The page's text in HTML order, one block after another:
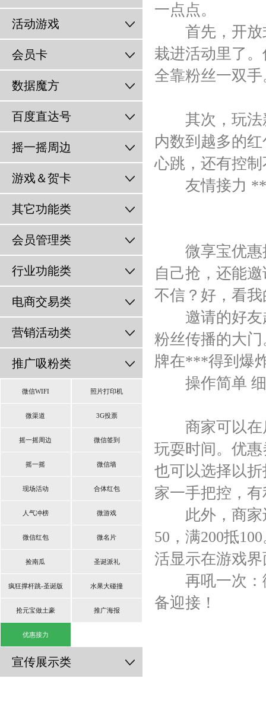
活动游戏
会员卡
数据魔方
百度直达号
摇一摇周边
游戏＆贺卡
其它功能类
会员管理类
行业功能类
电商交易类
营销活动类
推广吸粉类
微信WIFI 照片打印机
微渠道 3G投票
摇一摇周边 微信签到
摇一摇 微信墙
现场活动 合体红包
人气冲榜 微游戏
微信红包 微名片
捡南瓜 圣诞派礼
疯狂撑杆跳-圣诞版 水果大碰撞
抢元宝做土豪 推广海报
优惠接力
宣传展示类
一点点。
首先，开放
栽进活动里了
全靠粉丝一双
其次，玩法
内数到越多的
心跳，还有控
友情接力 ***
微享宝优惠
自己抢，还能
不信？好，看
邀请的好友
粉丝传播的大
牌在***得到爆
操作简单 细
商家可以在
玩耍时间。优
也可以选择以
家一手把控，
此外，商家还
50，满200抵
活显示在游戏
再吼一次：
备迎接！